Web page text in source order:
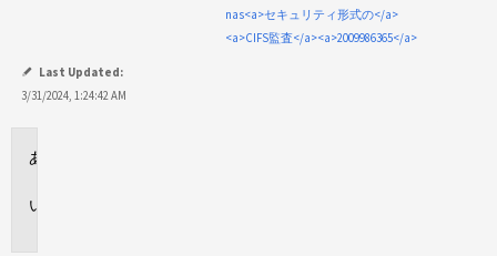
nas<a>セキュリティ形式の</a>
<a>CIFS監査</a><a>2009986365</a>
Last Updated:
3/31/2024, 1:24:42 AM